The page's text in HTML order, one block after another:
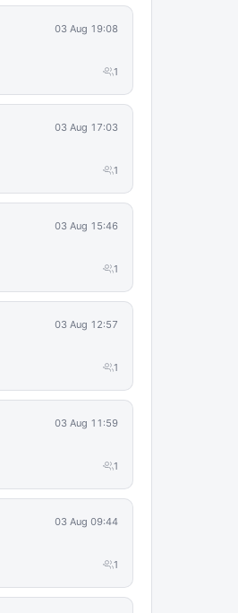
03 Aug 19:08
1
03 Aug 17:03
1
03 Aug 15:46
1
03 Aug 12:57
1
03 Aug 11:59
1
03 Aug 09:44
1